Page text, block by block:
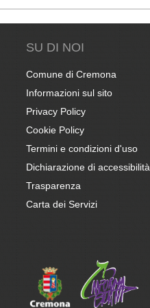
SU DI NOI
Comune di Cremona
Informazioni sul sito
Privacy Policy
Cookie Policy
Termini e condizioni d'uso
Dichiarazione di accessibilità
Trasparenza
Carta dei Servizi